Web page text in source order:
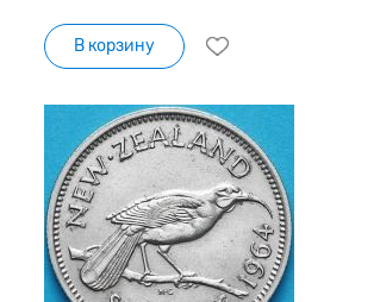
В корзину